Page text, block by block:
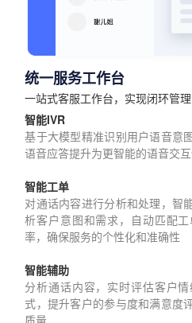
统一服务工作台
一站式客服工作台，实现闭环管理
智能IVR
基于大模型精准识别用户语音意
语音应答提升为更智能的语音交
智能工单
对通话内容进行分析和处理，智
析客户意图和需求，自动匹配
率，确保服务的个性化和准确性
智能辅助
分析通话内容，实时评估客户
式，提升客户的参与度和满意度